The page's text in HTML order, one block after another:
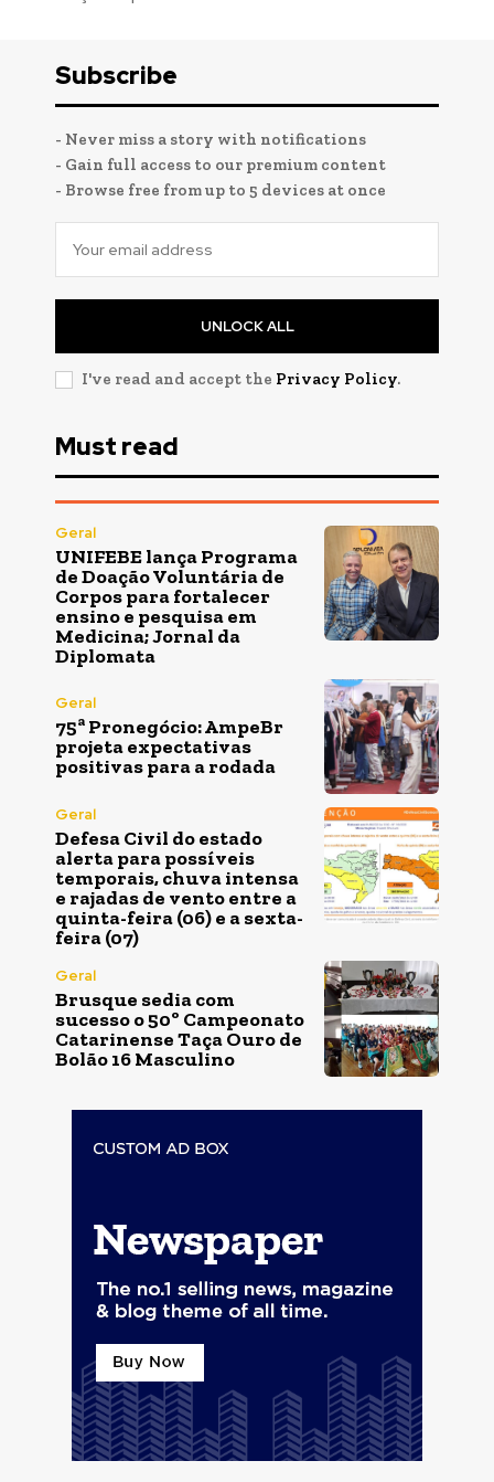
Subscribe
- Never miss a story with notifications
- Gain full access to our premium content
- Browse free from up to 5 devices at once
UNLOCK ALL
I've read and accept the Privacy Policy.
Must read
Geral
UNIFEBE lança Programa
de Doação Voluntária de
Corpos para fortalecer
ensino e pesquisa em
Medicina; Jornal da
Diplomata
Geral
75ª Pronegócio: AmpeBr
projeta expectativas
positivas para a rodada
Geral
Defesa Civil do estado
alerta para possíveis
temporais, chuva intensa
e rajadas de vento entre a
quinta-feira (06) e a sexta-
feira (07)
Geral
Brusque sedia com
sucesso o 50º Campeonato
Catarinense Taça Ouro de
Bolão 16 Masculino